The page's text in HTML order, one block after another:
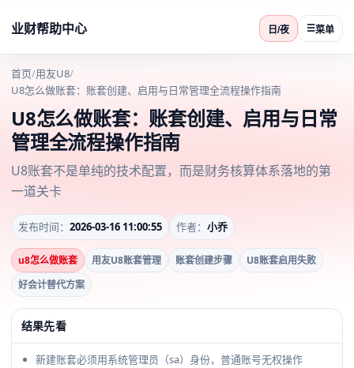
业财帮助中心 日/夜 ☰菜单
首页/用友U8/
U8怎么做账套：账套创建、启用与日常管理全流程操作指南
U8怎么做账套：账套创建、启用与日常
管理全流程操作指南
U8账套不是单纯的技术配置，而是财务核算体系落地的第
一道关卡
发布时间： 2026-03-16 11:00:55 作者： 小乔
u8怎么做账套 用友U8账套管理 账套创建步骤
U8账套启用失败
好会计替代方案
结果先看
新建账套必须用系统管理员（sa）身份，普通账号无权操作